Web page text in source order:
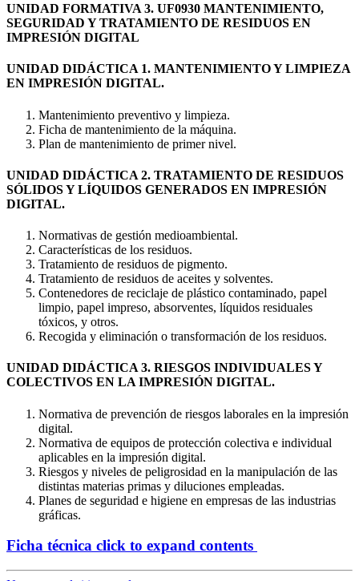
UNIDAD FORMATIVA 3. UF0930 MANTENIMIENTO,
SEGURIDAD Y TRATAMIENTO DE RESIDUOS EN
IMPRESIÓN DIGITAL
UNIDAD DIDÁCTICA 1. MANTENIMIENTO Y LIMPIEZA
EN IMPRESIÓN DIGITAL.
Mantenimiento preventivo y limpieza.
Ficha de mantenimiento de la máquina.
Plan de mantenimiento de primer nivel.
UNIDAD DIDÁCTICA 2. TRATAMIENTO DE RESIDUOS
SÓLIDOS Y LÍQUIDOS GENERADOS EN IMPRESIÓN
DIGITAL.
Normativas de gestión medioambiental.
Características de los residuos.
Tratamiento de residuos de pigmento.
Tratamiento de residuos de aceites y solventes.
Contenedores de reciclaje de plástico contaminado, papel
limpio, papel impreso, absorventes, líquidos residuales
tóxicos, y otros.
Recogida y eliminación o transformación de los residuos.
UNIDAD DIDÁCTICA 3. RIESGOS INDIVIDUALES Y
COLECTIVOS EN LA IMPRESIÓN DIGITAL.
Normativa de prevención de riesgos laborales en la impresión
digital.
Normativa de equipos de protección colectiva e individual
aplicables en la impresión digital.
Riesgos y niveles de peligrosidad en la manipulación de las
distintas materias primas y diluciones empleadas.
Planes de seguridad e higiene en empresas de las industrias
gráficas.
Ficha técnica click to expand contents